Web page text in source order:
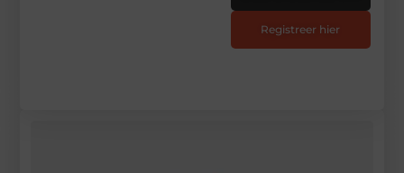
Registreer hier